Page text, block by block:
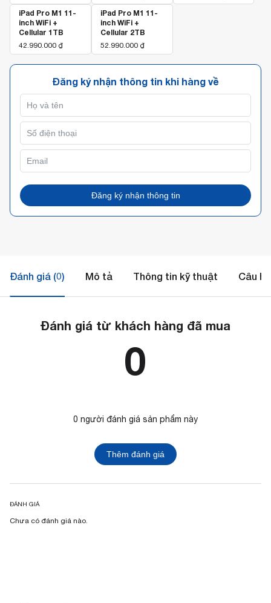
iPad Pro M1 11-
inch WiFi +
Cellular 1TB
42.990.000 ₫
iPad Pro M1 11-
inch WiFi +
Cellular 2TB
52.990.000 ₫
Đăng ký nhận thông tin khi hàng về
Đăng ký nhận thông tin
Đánh giá (0) Mô tả Thông tin kỹ thuật Câu
Đánh giá từ khách hàng đã mua
0
0 người đánh giá sản phẩm này
Thêm đánh giá
ĐÁNH GIÁ
Chưa có đánh giá nào.